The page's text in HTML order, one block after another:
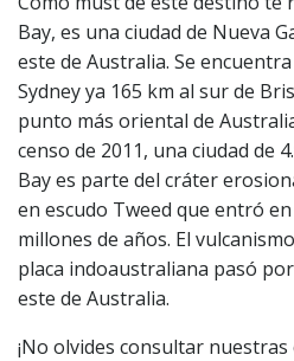
Bay, es una ciudad de Nueva
este de Australia. Se
Sydney ya 165 km al sur de
punto más oriental de
censo de 2011, una ciudad de
Bay es parte del cráter
en escudo Tweed que entró
millones de años. El
placa indoaustraliana pasó
este de Australia.
¡No olvides consultar